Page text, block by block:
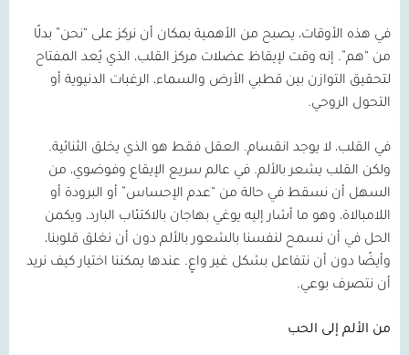
في هذه الأوقات، يصبح من الأهمية بمكان أن نركز على “نحن” بدلًا
من “هم”. إنه وقت لإيقاظ عضلات مركز القلب، الذي يُعد المفتاح
لتحقيق التوازن بين قطبي الأرض والسماء، الرغبات الدنيوية أو
التحول الروحي.
في القلب، لا يوجد انقسام. العقل فقط هو الذي يخلق الثنائية.
ولكن القلب يشعر بالألم. في عالم سريع الإيقاع وفوضوي، من
السهل أن نسقط في حالة من “عدم الإحساس” أو البرودة أو
اللامبالاة، وهو ما أشار إليه يوغي بهاجان بالاكتئاب البارد، ويكمن
الحل في أن نسمح لنفسنا بالشعور بالألم دون أن نغلق قلوبنا،
وأيضًا دون أن نتفاعل بشكل غير واعٍ. عندها يمكننا اختيار كيف نريد
أن نتصرف بوعي.
من الألم إلى الحب